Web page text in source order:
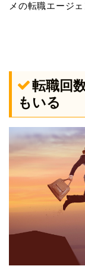
メの転職エージェ
転職回
もいる